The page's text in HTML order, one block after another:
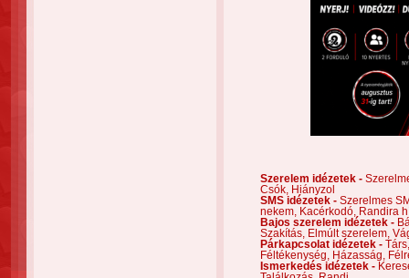
Szerelem idézetek -
Csók,
Hiányzol
SMS idézetek - Szerelmes
nekem,
Kacérkodó,
Randira
Bajos szerelem idézetek -
Szakítás,
Elmúlt szerelem,
Párkapcsolat idézetek -
Féltékenység,
Házasság,
Ismerkedés idézetek -